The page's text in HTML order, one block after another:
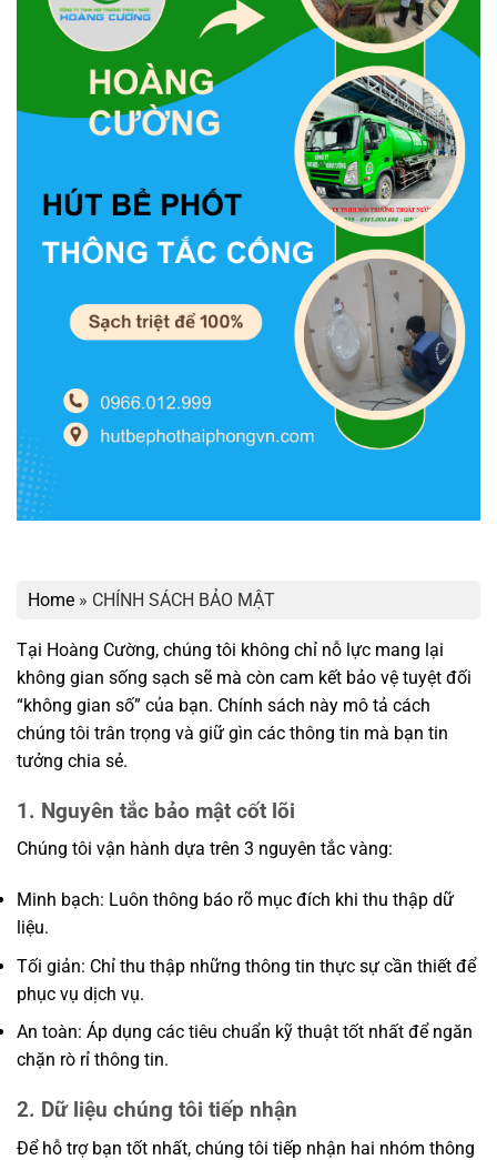
Home » CHÍNH SÁCH BẢO MẬT
Tại Hoàng Cường, chúng tôi không chỉ nỗ lực mang lại
không gian sống sạch sẽ mà còn cam kết bảo vệ tuyệt đối
“không gian số” của bạn. Chính sách này mô tả cách
chúng tôi trân trọng và giữ gìn các thông tin mà bạn tin
tưởng chia sẻ.
1. Nguyên tắc bảo mật cốt lõi
Chúng tôi vận hành dựa trên 3 nguyên tắc vàng:
Minh bạch: Luôn thông báo rõ mục đích khi thu thập dữ
liệu.
Tối giản: Chỉ thu thập những thông tin thực sự cần thiết để
phục vụ dịch vụ.
An toàn: Áp dụng các tiêu chuẩn kỹ thuật tốt nhất để ngăn
chặn rò rỉ thông tin.
2. Dữ liệu chúng tôi tiếp nhận
Để hỗ trợ bạn tốt nhất, chúng tôi tiếp nhận hai nhóm thông